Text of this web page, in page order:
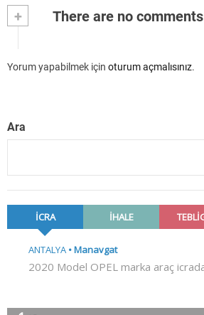
+ There are no comments
Yorum yapabilmek için oturum açmalısınız.
Ara